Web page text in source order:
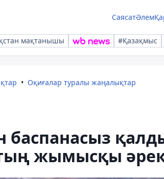
СаясатӘлем
мақтанышы #Қазақмыс
Оқиғалар туралы жаңалықтар
баспанасыз
жымысқы